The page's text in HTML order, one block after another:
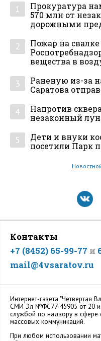
1
Прокуратура
570 млн от
дорожными
2
Пожар на свалке
вещества в
3
Раненую из-за
Саратова
4
Напротив
незаконный
5
Дети и внуки
посетили Парк
Контакты
+7 (8452) 65-99-77 и
mail@4vsaratov.ru
Интернет-газета "Четвертая
СМИ Эл №ФС77-45905 от 20
службой по надзору в сфере
массовых коммуникаций.
При любом использовании